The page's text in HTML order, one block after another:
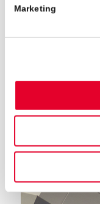
Marketing